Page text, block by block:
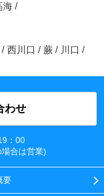
海 /
/ 西川口 / 蕨 / 川口 /
わせ
：00
合は営業)
要